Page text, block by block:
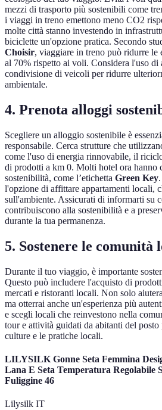
mezzi di trasporto più sostenibili come
i viaggi in treno emettono meno CO2
molte città stanno investendo in
biciclette un'opzione pratica. Secondo
Choisir, viaggiare in treno può ridurre le
al 70% rispetto ai voli. Considera l'uso di
condivisione di veicoli per ridurre
ambientale.
4. Prenota alloggi
Scegliere un alloggio sostenibile è
responsabile. Cerca strutture che
come l'uso di energia rinnovabile, il
di prodotti a km 0. Molti hotel ora hanno
sostenibilità, come l’etichetta Green Key
l'opzione di affittare appartamenti locali,
sull'ambiente. Assicurati di informarti su
contribuiscono alla sostenibilità e a
durante la tua permanenza.
5. Sostenere le comunità
Durante il tuo viaggio, è importante
Questo può includere l'acquisto di
mercati e ristoranti locali. Non solo
ma otterrai anche un'esperienza più
e scegli locali che reinvestono nella
tour e attività guidati da abitanti del
culture e le pratiche locali.
LILYSILK Gonne Seta Femmina
Lana E Seta Temperatura Regolabile
Fuliggine 46
Lilysilk IT